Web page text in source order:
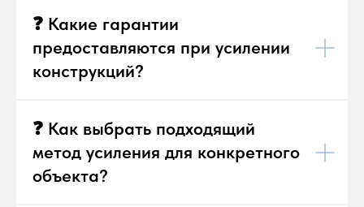
❓ Какие гарантии
предоставляются при усилении
конструкций?
❓ Как выбрать подходящий
метод усиления для конкретного
объекта?